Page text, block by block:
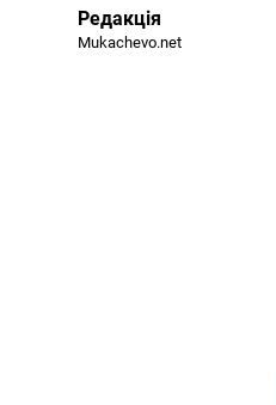
Редакція
Mukachevo.net